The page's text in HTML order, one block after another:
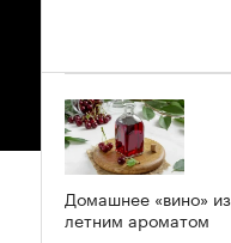
Домашнее «вино»
летним ароматом